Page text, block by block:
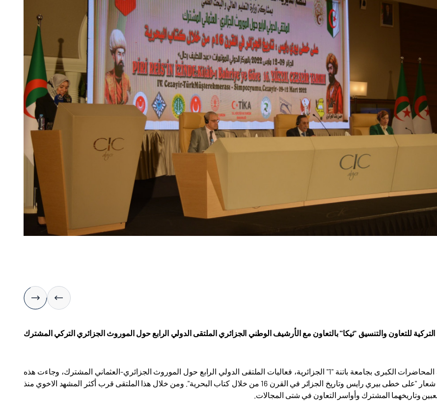
للتعاون والتنسيق "تيكا" بالتعاون مع الأرشيف الوطني الجزائري الملتقى الدولي الرابع حول الموروث الجزائري التركي المشترك
‏احتضنت قاعة المحاضرات الكبرى بجامعة باتنة "1" الجزائرية، فعاليات الملتقى الدولي الرابع حول الموروث الجزائري-العثماني المشترك، وجاءت هذه
المناسبة تحت شعار "على خطى بيري رايس وتاريخ الجزائر في القرن 16 من خلال كتاب البحرية". ومن خلال هذا الملتقى قرب أكثر المشهد الاخوي منذ
وتاريخهما المشترك وأواسر التعاون في شتى المجالات.